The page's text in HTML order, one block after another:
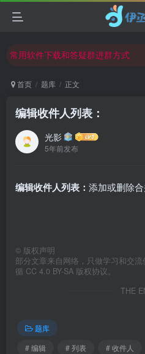
欢迎反馈网站中存在的问题和建议！
常用软件下载和答疑群进群方式
欢迎访问伊丞小站！
首页 题库 正文
编辑收件人列表：
光影
5年前发布
编辑收件人列表： 添加或删除
© 版权声明
部分文章来自网络，只做学习和交
循 CC 4.0 BY-SA 版权协议。
THE
题库
# 编辑
# 列表 # 收件人